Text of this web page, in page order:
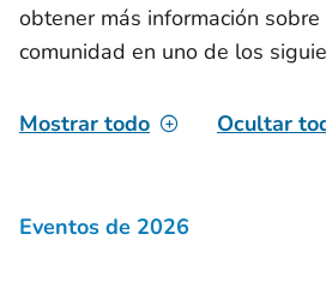
obtener más información
comunidad en uno de los
Mostrar todo Ocultar
Eventos de 2026